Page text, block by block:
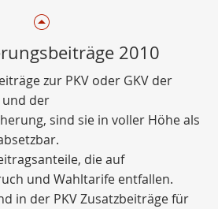
2010
zur PKV oder GKV der
der
sind sie in voller Höhe als
die auf
und Wahltarife entfallen.
in der PKV Zusatzbeiträge für